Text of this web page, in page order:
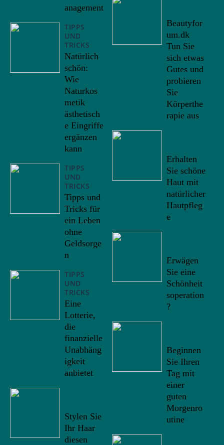
anagement
TIPPS
UND
TRICKS
Natürlich
schön:
Wie
Naturkos
metik
ästhetisch
e Eingriffe
ergänzen
kann
TIPPS
UND
TRICKS
Tipps und
Tricks für
ein Leben
ohne
Geldsorge
n
TIPPS
UND
TRICKS
Eine
Lotterie,
die
finanzielle
Unabhäng
igkeit
anbietet
Stylen Sie
Ihr Haar
diesen
Beautyfor
um.dk
Tun Sie
sich etwas
Gutes und
probieren
Sie
Körperthe
rapie aus
Erhalten
Sie schöne
Haut mit
natürlicher
Hautpfleg
e
Erwägen
Sie eine
Schönheit
soperation
?
Beginnen
Sie Ihren
Tag mit
einer
guten
Morgenro
utine